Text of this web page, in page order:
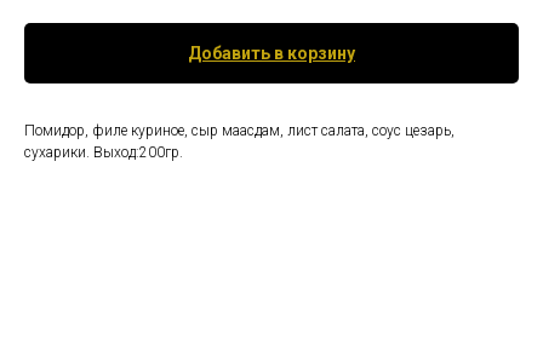
Добавить в корзину
Помидор, филе куриное, сыр маасдам, лист салата, соус цезарь,
сухарики. Выход:200гр.